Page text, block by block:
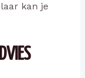
kan je